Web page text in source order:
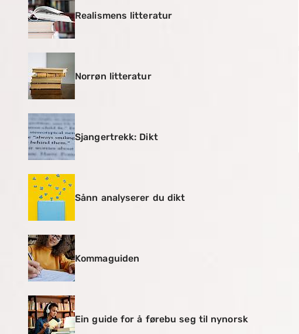
Realismens litteratur
Norrøn litteratur
Sjangertrekk: Dikt
Sånn analyserer du dikt
Kommaguiden
Ein guide for å førebu seg til nynorsk